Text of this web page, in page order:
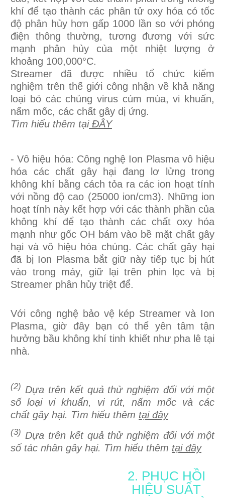
khí để tạo thành các phân tử oxy hóa có tốc
độ phân hủy hơn gấp 1000 lần so với phóng
điện thông thường, tương đương với sức
mạnh phân hủy của một nhiệt lượng ở
khoảng 100,000°C.
Streamer đã được nhiều tổ chức kiểm
nghiệm trên thế giới công nhận về khả năng
loại bỏ các chủng virus cúm mùa, vi khuẩn,
nấm mốc, các chất gây dị ứng.
Tìm hiểu thêm tạiĐÂY
- Vô hiệu hóa: Công nghệ Ion Plasma vô hiệu
hóa các chất gây hại đang lơ lửng trong
không khí bằng cách tỏa ra các ion hoạt tính
với nồng độ cao (25000 ion/cm3). Những ion
hoạt tính này kết hợp với các thành phần của
không khí để tạo thành các chất oxy hóa
mạnh như gốc OH bám vào bề mặt chất gây
hại và vô hiệu hóa chúng. Các chất gây hại
đã bị Ion Plasma bắt giữ này tiếp tục bị hút
vào trong máy, giữ lại trên phin lọc và bị
Streamer phân hủy triệt để.
Với công nghệ bảo vệ kép Streamer và Ion
Plasma, giờ đây bạn có thể yên tâm tận
hưởng bầu không khí tinh khiết như pha lê tại
nhà.
(2) Dựa trên kết quả thử nghiệm đối với một
số loại vi khuẩn, vi rút, nấm mốc và các
chất gây hại. Tìm hiểu thêm tại đây
(3) Dựa trên kết quả thử nghiệm đối với một
số tác nhân gây hại. Tìm hiểu thêm tại đây
2. PHỤC HỒI
HIỆU SUẤT